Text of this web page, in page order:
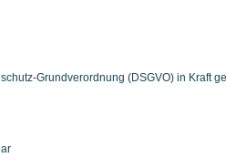
Grundverordnung (DSGVO) in Kraft